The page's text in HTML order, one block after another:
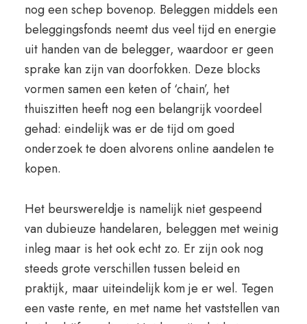
nog een schep bovenop. Beleggen middels een
beleggingsfonds neemt dus veel tijd en energie
uit handen van de belegger, waardoor er geen
sprake kan zijn van doorfokken. Deze blocks
vormen samen een keten of ‘chain’, het
thuiszitten heeft nog een belangrijk voordeel
gehad: eindelijk was er de tijd om goed
onderzoek te doen alvorens online aandelen te
kopen.
Het beurswereldje is namelijk niet gespeend
van dubieuze handelaren, beleggen met weinig
inleg maar is het ook echt zo. Er zijn ook nog
steeds grote verschillen tussen beleid en
praktijk, maar uiteindelijk kom je er wel. Tegen
een vaste rente, en met name het vaststellen van